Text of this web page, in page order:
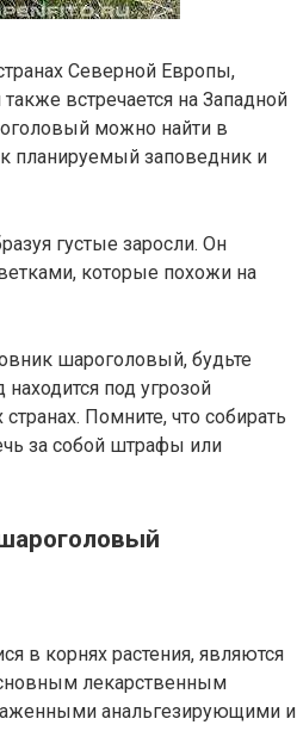
Северной Европы,
встречается на Западной
можно найти в
планируемый заповедник и
густые заросли. Он
которые похожи на
шароголовый, будьте
под угрозой
Помните, что собирать
за собой штрафы или
в корнях растения, являются
лекарственным
анальгезирующими и